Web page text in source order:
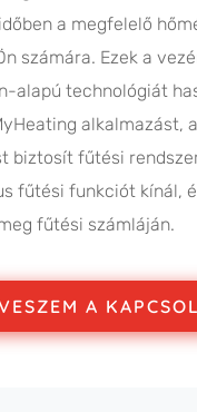
a megfelelő
számára. Ezek a
alapú technológiát
alkalmazást,
biztosít fűtési
fűtési funkciót kínál,
fűtési számláján.
A